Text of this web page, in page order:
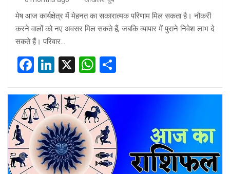
मेष आज कार्यक्षेत्र में मेहनत का सकारात्मक परिणाम मिल सकता है। नौकरी
करने वालों को नए अवसर मिल सकते हैं, जबकि व्यापार में पुराने निवेश लाभ दे
सकते हैं। परिवार…
F
ce
b
o
o
k
Li
ke
dI
n
X
W
at
s
A
p
p
ar